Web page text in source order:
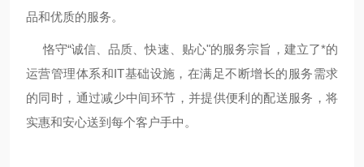
品和优质的服务。
恪守“诚信、品质、快速、贴心"的服务宗旨，建立了*的
运营管理体系和IT基础设施，在满足不断增长的服务需求
的同时，通过减少中间环节，并提供便利的配送服务，将
实惠和安心送到每个客户手中。